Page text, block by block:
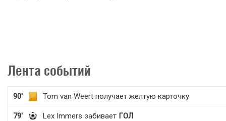
Лента событий
90' Tom van Weert получает желтую карточку
79' Lex Immers забивает ГОЛ